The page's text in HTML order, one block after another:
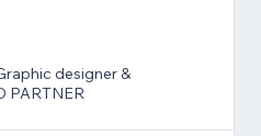
designer &
PARTNER